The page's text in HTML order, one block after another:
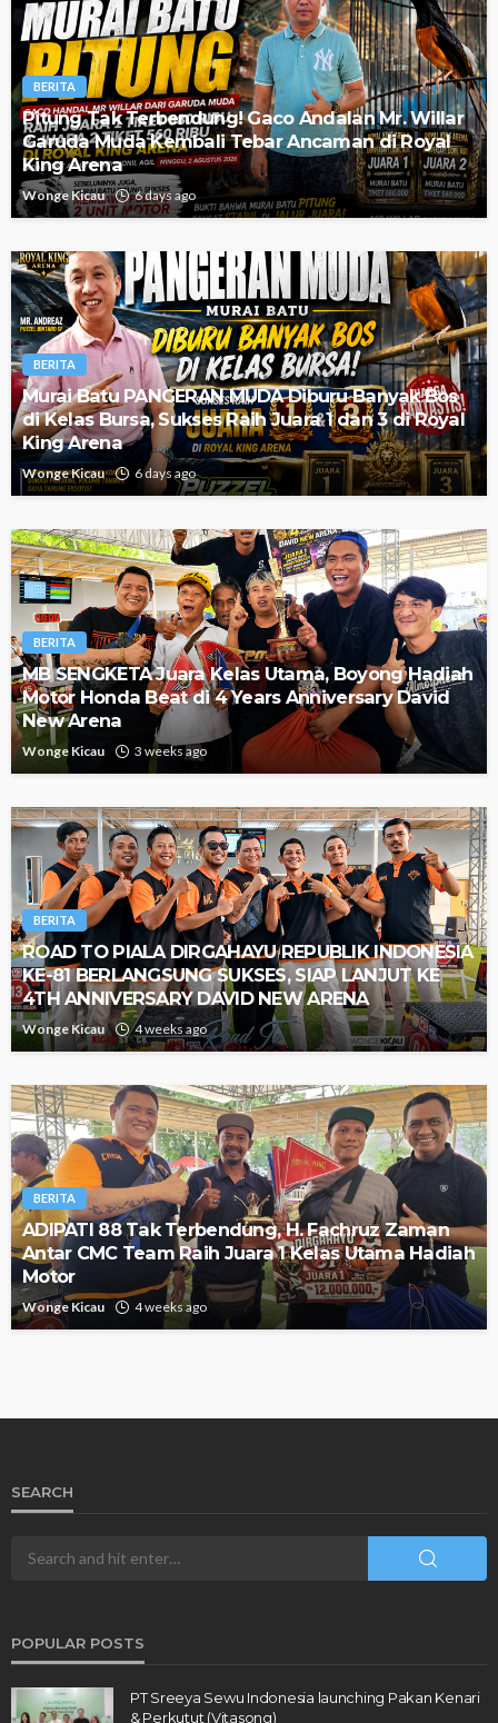
BERITA
Pitung Tak Terbendung! Gaco Andalan Mr. Willar
Garuda Muda Kembali Tebar Ancaman di Royal
King Arena
Wonge Kicau 6 days ago
BERITA
Murai Batu PANGERAN MUDA Diburu Banyak Bos
di Kelas Bursa, Sukses Raih Juara 1 dan 3 di Royal
King Arena
Wonge Kicau 6 days ago
BERITA
MB SENGKETA Juara Kelas Utama, Boyong Hadiah
Motor Honda Beat di 4 Years Anniversary David
New Arena
Wonge Kicau 3 weeks ago
BERITA
ROAD TO PIALA DIRGAHAYU REPUBLIK INDONESIA
KE-81 BERLANGSUNG SUKSES, SIAP LANJUT KE
4TH ANNIVERSARY DAVID NEW ARENA
Wonge Kicau 4 weeks ago
BERITA
ADIPATI 88 Tak Terbendung, H. Fachruz Zaman
Antar CMC Team Raih Juara 1 Kelas Utama Hadiah
Motor
Wonge Kicau 4 weeks ago
SEARCH
POPULAR POSTS
PT Sreeya Sewu Indonesia launching Pakan Kenari
& Perkutut (Vitasong)